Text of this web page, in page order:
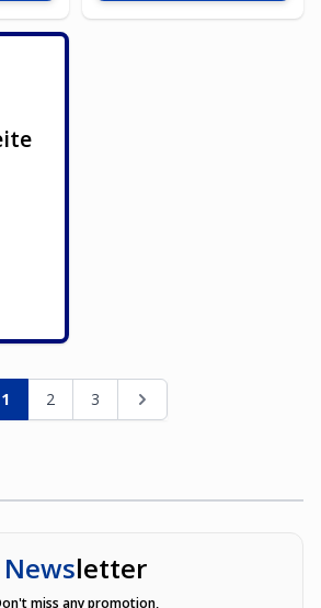
Sie lesen gerade die Seite
1 Seite
2 Seite
3 Seite
Newsletter
miss any promotion,